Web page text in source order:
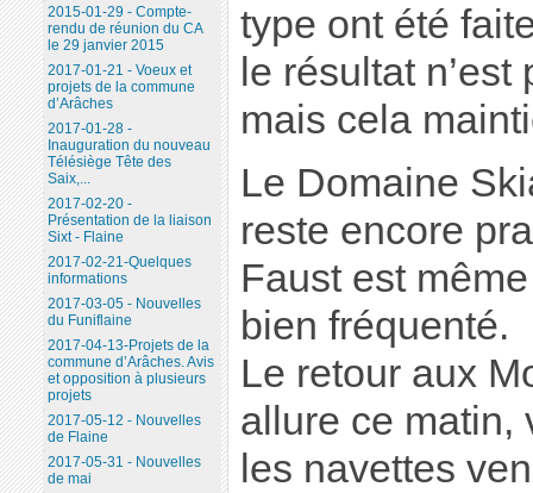
type ont été
le résultat
mais cela
Le Domaine
reste encore
Faust est
bien fréquenté.
Le retour aux
allure ce matin,
les navettes
2015-01-29 - Compte-
rendu de réunion du CA
le 29 janvier 2015
2017-01-21 - Voeux et
projets de la commune
d’Arâches
2017-01-28 -
Inauguration du nouveau
Télésiège Tête des
Saix,...
2017-02-20 -
Présentation de la liaison
Sixt - Flaine
2017-02-21-Quelques
informations
2017-03-05 - Nouvelles
du Funiflaine
2017-04-13-Projets de la
commune d’Arâches. Avis
et opposition à plusieurs
projets
2017-05-12 - Nouvelles
de Flaine
2017-05-31 - Nouvelles
de mai